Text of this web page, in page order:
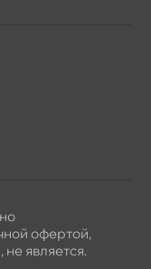
офертой,
является.